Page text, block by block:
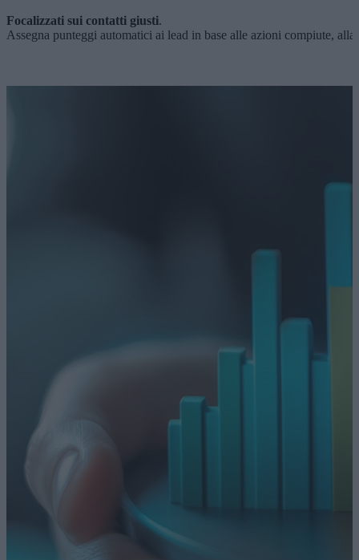
Focalizzati sui contatti giusti.
Assegna punteggi automatici ai lead in base alle azioni compiute,